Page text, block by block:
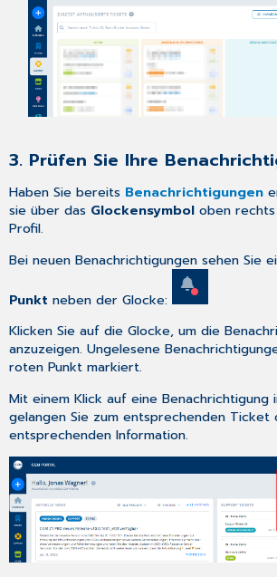
3. Prüfen Sie Ihre
Haben Sie bereits Benachrichtigungen
sie über das Glockensymbol oben
Profil.
Bei neuen Benachrichtigungen sehen Sie
Punkt neben der Glocke:
Klicken Sie auf die Glocke, um die
anzuzeigen. Ungelesene
roten Punkt markiert.
Mit einem Klick auf eine Benachrichtigung
gelangen Sie zum entsprechenden
entsprechenden Information.